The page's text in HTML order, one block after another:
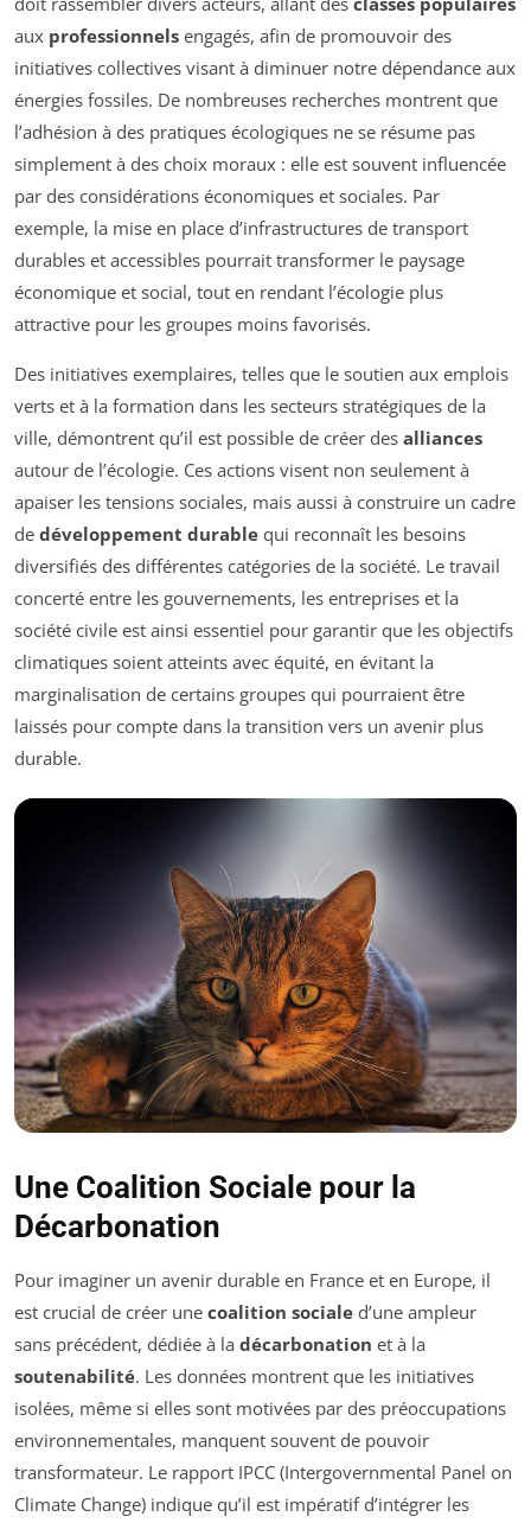
aux professionnels engagés, afin de promouvoir des
initiatives collectives visant à diminuer notre dépendance aux
énergies fossiles. De nombreuses recherches montrent que
l’adhésion à des pratiques écologiques ne se résume pas
simplement à des choix moraux : elle est souvent influencée
par des considérations économiques et sociales. Par
exemple, la mise en place d’infrastructures de transport
durables et accessibles pourrait transformer le paysage
économique et social, tout en rendant l’écologie plus
attractive pour les groupes moins favorisés.
Des initiatives exemplaires, telles que le soutien aux emplois
verts et à la formation dans les secteurs stratégiques de la
ville, démontrent qu’il est possible de créer des alliances
autour de l’écologie. Ces actions visent non seulement à
apaiser les tensions sociales, mais aussi à construire un cadre
de développement durable qui reconnaît les besoins
diversifiés des différentes catégories de la société. Le travail
concerté entre les gouvernements, les entreprises et la
société civile est ainsi essentiel pour garantir que les objectifs
climatiques soient atteints avec équité, en évitant la
marginalisation de certains groupes qui pourraient être
laissés pour compte dans la transition vers un avenir plus
durable.
Une Coalition Sociale pour la
Décarbonation
Pour imaginer un avenir durable en France et en Europe, il
est crucial de créer une coalition sociale d’une ampleur
sans précédent, dédiée à la décarbonation et à la
soutenabilité. Les données montrent que les initiatives
isolées, même si elles sont motivées par des préoccupations
environnementales, manquent souvent de pouvoir
transformateur. Le rapport IPCC (Intergovernmental Panel on
Climate Change) indique qu’il est impératif d’intégrer les